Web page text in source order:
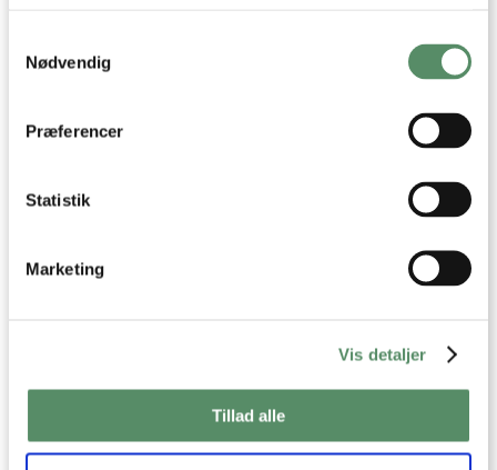
Indsamle præcise oplysninger om din placering,
der kan være nøjagtig inden for få meter
Identificere din enhed baseret på en scanning af
Nødvendig
Præferencer
Statistik
Marketing
Vis detaljer
Tillad alle
20. juni 2026 kl. 14:32
Jeg har ikke udgivet mine granola opskrifter i
bogform (endnu) men de skal helt sikkert med,
morgenmad/brunch bog :) Det vil være så skøn
Indtil da er de kun på hjemmesiden og i
10. november 2024 kl. 16:13